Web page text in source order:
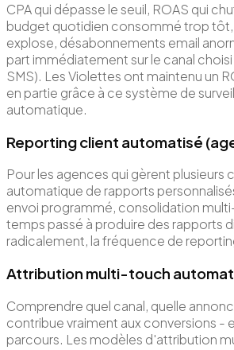
CPA qui dépasse le seuil, ROAS qui
budget quotidien consommé trop tôt,
explose, désabonnements email
part immédiatement sur le canal choisi
SMS). Les Violettes ont maintenu un
en partie grâce à ce système de
automatique.
Reporting client automatisé
Pour les agences qui gèrent plusieurs
automatique de rapports
envoi programmé, consolidation
temps passé à produire des rapports
radicalement, la fréquence de
Attribution multi-touch
Comprendre quel canal, quelle
contribue vraiment aux conversions -
parcours. Les modèles d'attribution